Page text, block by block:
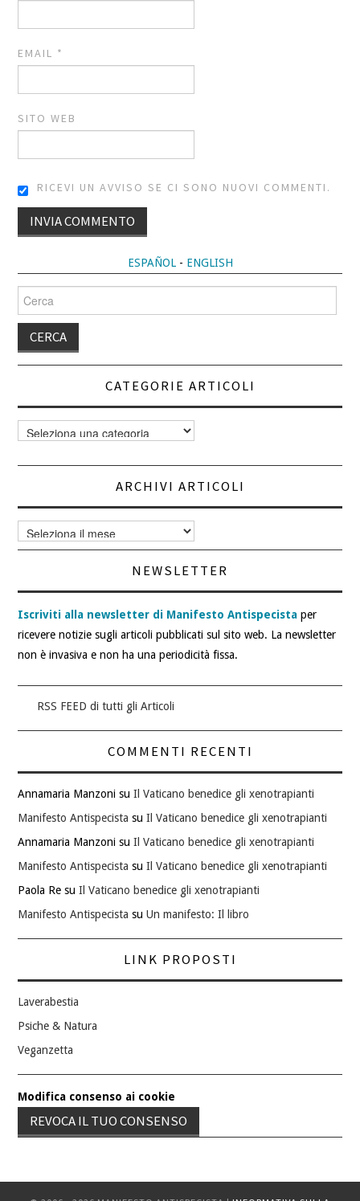
EMAIL *
SITO WEB
RICEVI UN AVVISO SE CI SONO NUOVI COMMENTI.
ESPAÑOL- ENGLISH
per:
CATEGORIE ARTICOLI
Categorie
articoli
ARCHIVI ARTICOLI
Archivi
articoli
NEWSLETTER
Iscriviti alla newsletter di Manifesto Antispecista per
ricevere notizie sugli articoli pubblicati sul sito web. La newsletter
non è invasiva e non ha una periodicità fissa.
RSS FEED di tutti gli Articoli
COMMENTI RECENTI
Annamaria Manzoni suIl Vaticano benedice gli xenotrapianti
Manifesto Antispecista suIl Vaticano benedice gli xenotrapianti
Annamaria Manzoni suIl Vaticano benedice gli xenotrapianti
Manifesto Antispecista suIl Vaticano benedice gli xenotrapianti
Paola Re suIl Vaticano benedice gli xenotrapianti
Manifesto Antispecista suUn manifesto: Il libro
LINK PROPOSTI
Laverabestia
Psiche & Natura
Veganzetta
Modifica consenso ai cookie
REVOCA IL TUO CONSENSO